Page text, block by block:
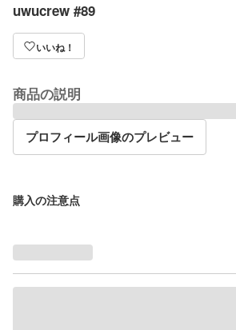
uwucrew #89
いいね！
商品の説明
プロフィール画像のプレビュー
購入の注意点